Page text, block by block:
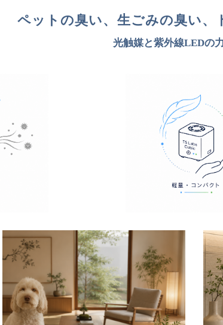
ペットの臭い、生ごみの臭い、
光触媒と紫外線LEDの